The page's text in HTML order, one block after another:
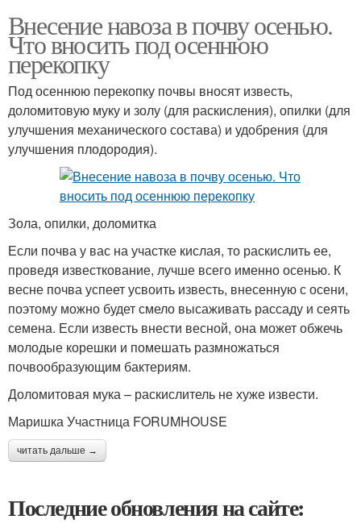
Внесение навоза в почву осенью.
Что вносить под осеннюю
перекопку
Под осеннюю перекопку почвы вносят известь,
доломитовую муку и золу (для раскисления), опилки (для
улучшения механического состава) и удобрения (для
улучшения плодородия).
Зола, опилки, доломитка
Если почва у вас на участке кислая, то раскислить ее,
проведя известкование, лучше всего именно осенью. К
весне почва успеет усвоить известь, внесенную с осени,
поэтому можно будет смело высаживать рассаду и сеять
семена. Если известь внести весной, она может обжечь
молодые корешки и помешать размножаться
почвообразующим бактериям.
Доломитовая мука – раскислитель не хуже извести.
Маришка Участница FORUMHOUSE
читать дальше →
Последние обновления на сайте: